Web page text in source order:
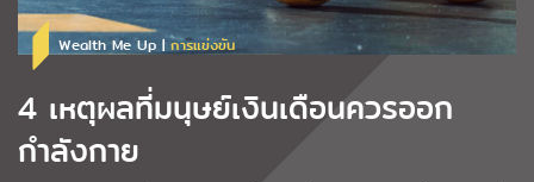
Wealth Me Up |การแข่งขัน
4 เหตุผลที่มนุษย์เงินเดือนควรออก
กำลังกาย